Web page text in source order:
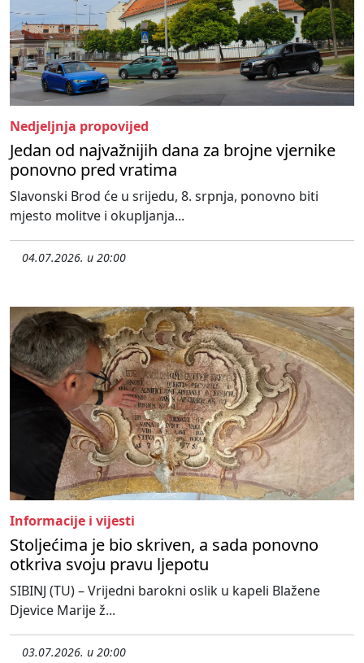
Nedjeljnja propovijed
Jedan od najvažnijih dana za brojne vjernike
ponovno pred vratima
Slavonski Brod će u srijedu, 8. srpnja, ponovno biti
mjesto molitve i okupljanja...
04.07.2026. u 20:00
Informacije i vijesti
Stoljećima je bio skriven, a sada ponovno
otkriva svoju pravu ljepotu
SIBINJ (TU) – Vrijedni barokni oslik u kapeli Blažene
Djevice Marije ž...
03.07.2026. u 20:00